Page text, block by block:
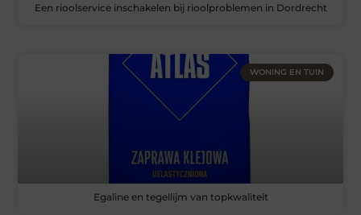
Een rioolservice inschakelen bij rioolproblemen in Dordrecht
WONING EN TUIN
Egaline en tegellijm van topkwaliteit